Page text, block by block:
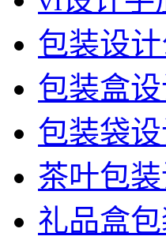
包装设计
包装盒
包装袋
茶叶包
礼品盒